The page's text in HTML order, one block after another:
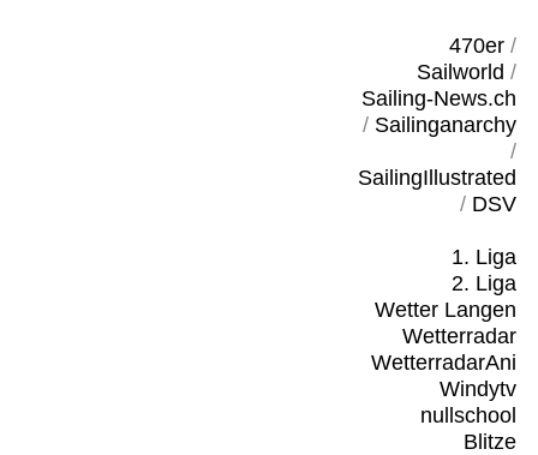
470er/
Sailworld /
Sailing-News.ch
/ Sailinganarchy
/
SailingIllustrated
/ DSV
1. Liga
2. Liga
Wetter Langen
Wetterradar
WetterradarAni
Windytv
nullschool
Blitze